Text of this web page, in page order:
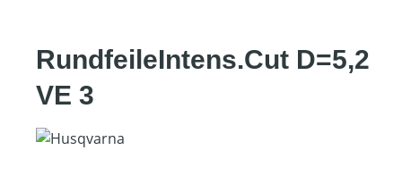
RundfeileIntens.Cut D=5,2
VE 3